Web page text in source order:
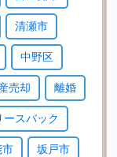
清瀬市
中野区
売却 離婚
ースバック
市 坂戸市